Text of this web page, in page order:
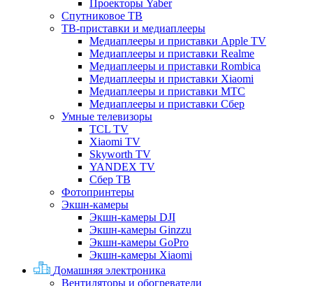
Проекторы Yaber
Спутниковое ТВ
ТВ-приставки и медиаплееры
Медиаплееры и приставки Apple TV
Медиаплееры и приставки Realme
Медиаплееры и приставки Rombica
Медиаплееры и приставки Xiaomi
Медиаплееры и приставки МТС
Медиаплееры и приставки Сбер
Умные телевизоры
TCL TV
Xiaomi TV
Skyworth TV
YANDEX TV
Сбер ТВ
Фотопринтеры
Экшн-камеры
Экшн-камеры DJI
Экшн-камеры Ginzzu
Экшн-камеры GoPro
Экшн-камеры Xiaomi
Домашняя электроника
Вентиляторы и обогреватели